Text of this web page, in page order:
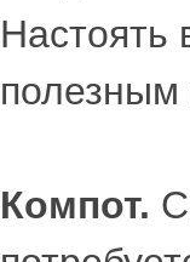
Настоять
Компот.